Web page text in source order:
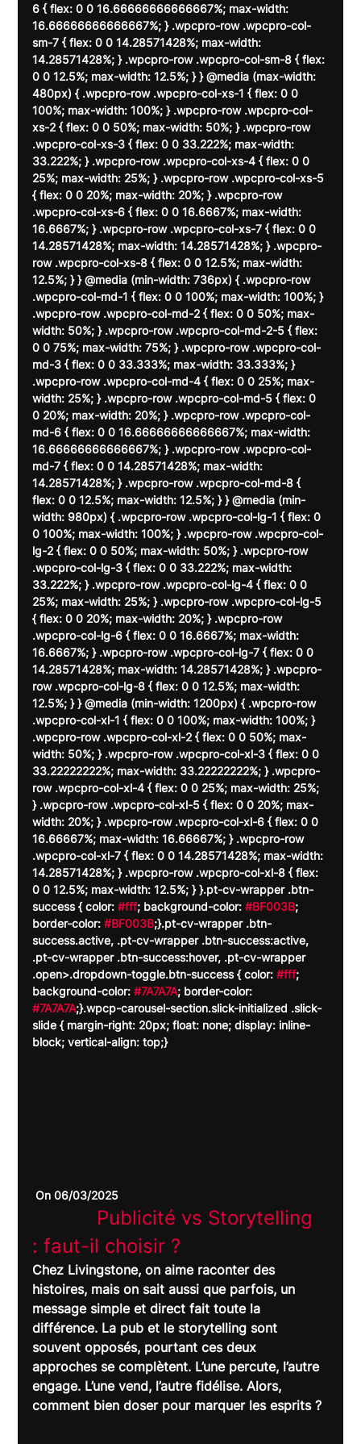
6 { flex: 0 0 16.66666666666667%; max-width:
16.66666666666667%; } .wpcpro-row .wpcpro-col-
sm-7 { flex: 0 0 14.28571428%; max-width:
14.28571428%; } .wpcpro-row .wpcpro-col-sm-8 { flex:
0 0 12.5%; max-width: 12.5%; } } @media (max-width:
480px) { .wpcpro-row .wpcpro-col-xs-1 { flex: 0 0
100%; max-width: 100%; } .wpcpro-row .wpcpro-col-
xs-2 { flex: 0 0 50%; max-width: 50%; } .wpcpro-row
.wpcpro-col-xs-3 { flex: 0 0 33.222%; max-width:
33.222%; } .wpcpro-row .wpcpro-col-xs-4 { flex: 0 0
25%; max-width: 25%; } .wpcpro-row .wpcpro-col-xs-5
{ flex: 0 0 20%; max-width: 20%; } .wpcpro-row
.wpcpro-col-xs-6 { flex: 0 0 16.6667%; max-width:
16.6667%; } .wpcpro-row .wpcpro-col-xs-7 { flex: 0 0
14.28571428%; max-width: 14.28571428%; } .wpcpro-
row .wpcpro-col-xs-8 { flex: 0 0 12.5%; max-width:
12.5%; } } @media (min-width: 736px) { .wpcpro-row
.wpcpro-col-md-1 { flex: 0 0 100%; max-width: 100%; }
.wpcpro-row .wpcpro-col-md-2 { flex: 0 0 50%; max-
width: 50%; } .wpcpro-row .wpcpro-col-md-2-5 { flex:
0 0 75%; max-width: 75%; } .wpcpro-row .wpcpro-col-
md-3 { flex: 0 0 33.333%; max-width: 33.333%; }
.wpcpro-row .wpcpro-col-md-4 { flex: 0 0 25%; max-
width: 25%; } .wpcpro-row .wpcpro-col-md-5 { flex: 0
0 20%; max-width: 20%; } .wpcpro-row .wpcpro-col-
md-6 { flex: 0 0 16.66666666666667%; max-width:
16.66666666666667%; } .wpcpro-row .wpcpro-col-
md-7 { flex: 0 0 14.28571428%; max-width:
14.28571428%; } .wpcpro-row .wpcpro-col-md-8 {
flex: 0 0 12.5%; max-width: 12.5%; } } @media (min-
width: 980px) { .wpcpro-row .wpcpro-col-lg-1 { flex: 0
0 100%; max-width: 100%; } .wpcpro-row .wpcpro-col-
lg-2 { flex: 0 0 50%; max-width: 50%; } .wpcpro-row
.wpcpro-col-lg-3 { flex: 0 0 33.222%; max-width:
33.222%; } .wpcpro-row .wpcpro-col-lg-4 { flex: 0 0
25%; max-width: 25%; } .wpcpro-row .wpcpro-col-lg-5
{ flex: 0 0 20%; max-width: 20%; } .wpcpro-row
.wpcpro-col-lg-6 { flex: 0 0 16.6667%; max-width:
16.6667%; } .wpcpro-row .wpcpro-col-lg-7 { flex: 0 0
14.28571428%; max-width: 14.28571428%; } .wpcpro-
row .wpcpro-col-lg-8 { flex: 0 0 12.5%; max-width:
12.5%; } } @media (min-width: 1200px) { .wpcpro-row
.wpcpro-col-xl-1 { flex: 0 0 100%; max-width: 100%; }
.wpcpro-row .wpcpro-col-xl-2 { flex: 0 0 50%; max-
width: 50%; } .wpcpro-row .wpcpro-col-xl-3 { flex: 0 0
33.22222222%; max-width: 33.22222222%; } .wpcpro-
row .wpcpro-col-xl-4 { flex: 0 0 25%; max-width: 25%;
} .wpcpro-row .wpcpro-col-xl-5 { flex: 0 0 20%; max-
width: 20%; } .wpcpro-row .wpcpro-col-xl-6 { flex: 0 0
16.66667%; max-width: 16.66667%; } .wpcpro-row
.wpcpro-col-xl-7 { flex: 0 0 14.28571428%; max-width:
14.28571428%; } .wpcpro-row .wpcpro-col-xl-8 { flex:
0 0 12.5%; max-width: 12.5%; } }.pt-cv-wrapper .btn-
success { color: #fff; background-color: #BF003B;
border-color: #BF003B;}.pt-cv-wrapper .btn-
success.active, .pt-cv-wrapper .btn-success:active,
.pt-cv-wrapper .btn-success:hover, .pt-cv-wrapper
.open>.dropdown-toggle.btn-success { color: #fff;
background-color: #7A7A7A; border-color:
#7A7A7A;}.wpcp-carousel-section.slick-initialized .slick-
slide { margin-right: 20px; float: none; display: inline-
block; vertical-align: top;}
On 06/03/2025
Chez Livingstone, on aime raconter des
histoires, mais on sait aussi que parfois, un
message simple et direct fait toute la
différence. La pub et le storytelling sont
souvent opposés, pourtant ces deux
approches se complètent. L’une percute, l’autre
engage. L’une vend, l’autre fidélise. Alors,
comment bien doser pour marquer les esprits ?